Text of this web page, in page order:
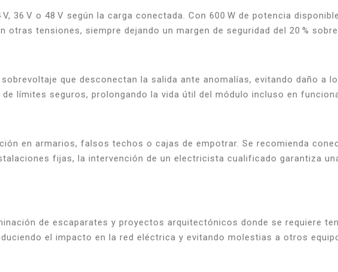
36 V o 48 V según la carga conectada. Con 600 W de potencia
otras tensiones, siempre dejando un margen de seguridad del 20 %
que desconectan la salida ante anomalías, evitando daño a
límites seguros, prolongando la vida útil del módulo incluso en
en armarios, falsos techos o cajas de empotrar. Se recomienda
fijas, la intervención de un electricista cualificado garantiza
de escaparates y proyectos arquitectónicos donde se requiere
el impacto en la red eléctrica y evitando molestias a otros